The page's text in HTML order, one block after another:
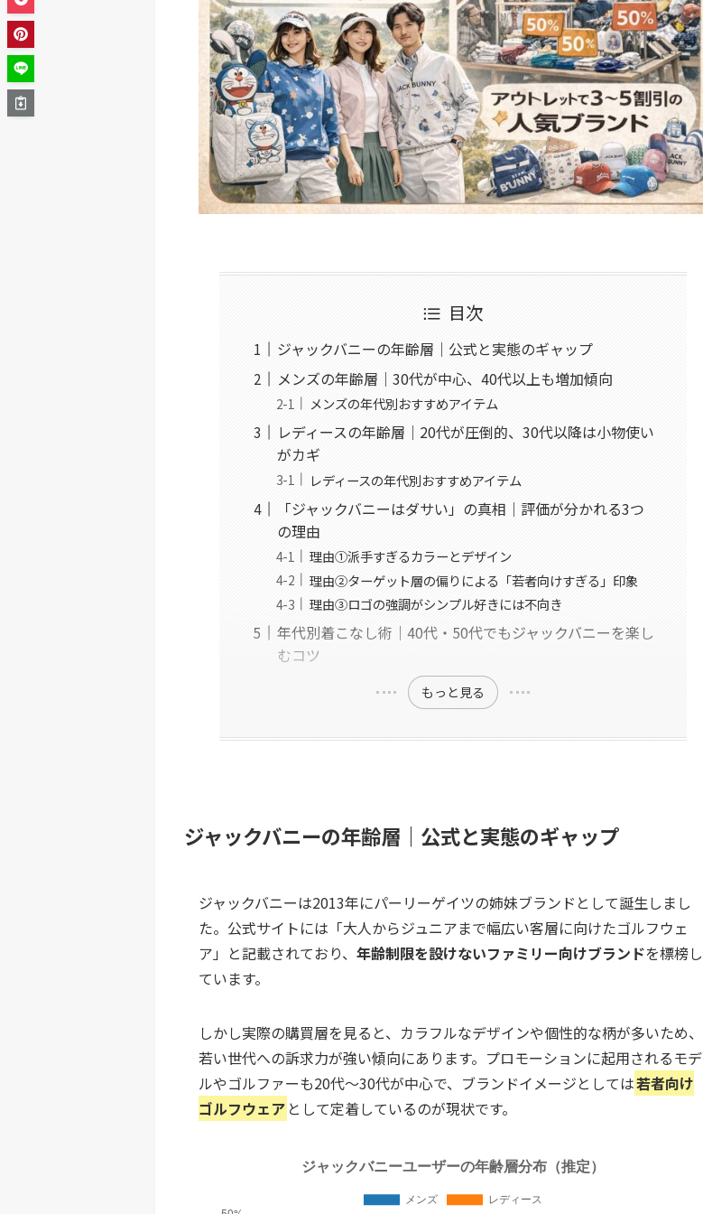
目次
ジャックバニーの年齢層｜公式と実態のギャップ
メンズの年齢層｜30代が中心、40代以上も増加傾向
メンズの年代別おすすめアイテム
レディースの年齢層｜20代が圧倒的、30代以降は小物使い
がカギ
レディースの年代別おすすめアイテム
「ジャックバニーはダサい」の真相｜評価が分かれる3つ
の理由
理由①派手すぎるカラーとデザイン
理由②ターゲット層の偏りによる「若者向けすぎる」印象
理由③ロゴの強調がシンプル好きには不向き
年代別着こなし術｜40代・50代でもジャックバニーを楽し
むコツ
もっと見る
ジャックバニーの年齢層｜公式と実態のギャップ
ジャックバニーは2013年にパーリーゲイツの姉妹ブランドとして誕生しまし
た。公式サイトには「大人からジュニアまで幅広い客層に向けたゴルフウェ
ア」と記載されており、 年齢制限を設けないファミリー向けブランドを標榜し
ています。
しかし実際の購買層を見ると、カラフルなデザインや個性的な柄が多いため、
若い世代への訴求力が強い傾向にあります。プロモーションに起用されるモデ
ルやゴルファーも20代〜30代が中心で、ブランドイメージとしては若者向け
ゴルフウェア として定着しているのが現状です。